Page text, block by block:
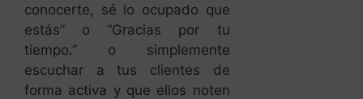
conocerte, sé lo ocupado que
estás” o “Gracias por tu
tiempo.” o simplemente
escuchar a tus clientes de
forma activa y que ellos noten